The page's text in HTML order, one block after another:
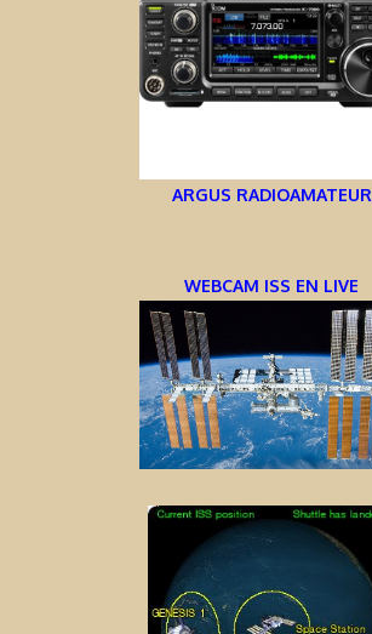
ARGUS RADIOAMATEUR
WEBCAM ISS EN LIVE